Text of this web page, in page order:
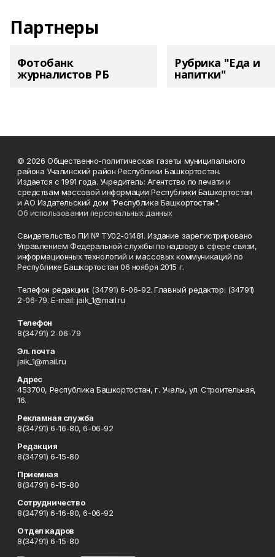
Партнеры
Фотобанк
журналистов РБ
Рубрика "Еда и
напитки"
© 2026 Общественно-политическая газеты муниципального
района Учалинский район Республики Башкортостан.
Издается с 1991 года. Учредитель: Агентство по печати и
средствам массовой информации Республики Башкортостан
и АО Издательский дом "Республика Башкортостан".
Об использовании персональных данных
Свидетельство ПИ № ТУ02-01481. Издание зарегистрировано
Управлением Федеральной службы по надзору в сфере связи,
информационных технологий и массовых коммуникаций по
Республике Башкортостан 06 ноября 2015 г.
Телефон редакции: (34791) 6-06-92. Главный редактор: (34791)
2-06-79. Е-mаil: jaik_1@mail.ru
Телефон
8(34791) 2-06-79
Эл. почта
jaik_1@mail.ru
Адрес
453700, Республика Башкортостан, г. Учалы, ул. Строительная,
16.
Рекламная служба
8(34791) 6-16-80, 6-06-92
Редакция
8(34791) 6-15-80
Приемная
8(34791) 6-15-80
Сотрудничество
8(34791) 6-16-80, 6-06-92
Отдел кадров
8(34791) 6-15-80